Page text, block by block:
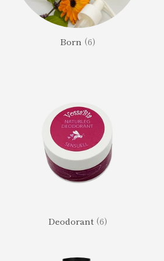
Born (6)
Deodorant (6)